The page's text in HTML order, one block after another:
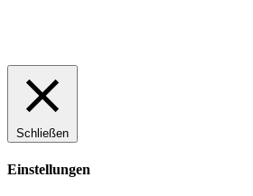
Schließen
Einstellungen